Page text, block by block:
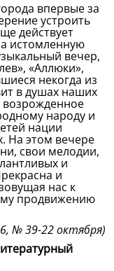
впервые за
устроить
действует
истомленную
вечер,
«Аллюки»,
некогда из
в душах наших
народу и
нации
На этом вечере
свои мелодии,
и
и
нас к
продвижению
№ 39-22 октября)